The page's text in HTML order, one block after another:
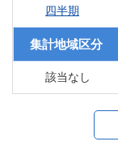
四半期
集計地域区分
該当なし